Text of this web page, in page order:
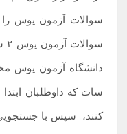
سوالات آزمون یوس
دانشگاه آزمون یوس
سات که داوطلبان
کنند، سپس با جستجویی